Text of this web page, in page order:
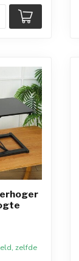
zelfde